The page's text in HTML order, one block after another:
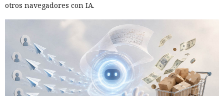
otros navegadores con IA.